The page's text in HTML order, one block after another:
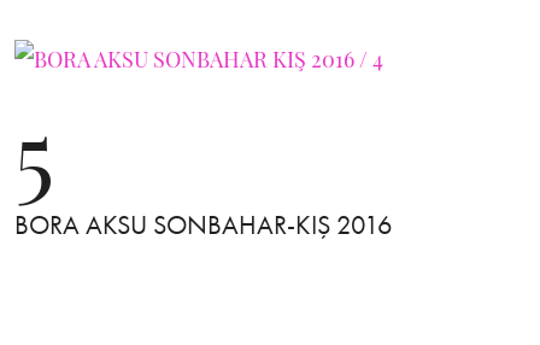
5
BORA AKSU SONBAHAR-KIŞ 2016